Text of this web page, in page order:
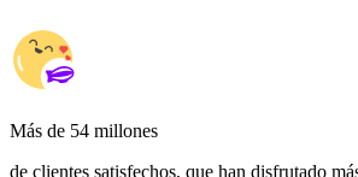
Más de 54 millones
de clientes satisfechos, que han disfrutado